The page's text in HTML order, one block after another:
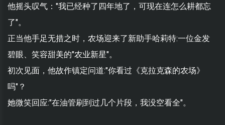
他摇头叹气："我已经种了四年地了，可现在连怎么耕都忘
了"。
正当他手足无措之时，农场迎来了新助手哈莉特:一位金发
碧眼、笑容甜美的"农业新星"。
初次见面，他故作镇定问道:"你看过《克拉克森的农场》
吗"？
她微笑回应:"在油管刷到过几个片段，我没空看全"。